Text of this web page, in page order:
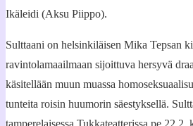
Ikäleidi (Aksu Piippo).
Sulttaani on helsinkiläisen Mika Tepsan
ravintolamaailmaan sijoittuva hersyvä
käsitellään muun muassa
tunteita roisin huumorin säestyksellä.